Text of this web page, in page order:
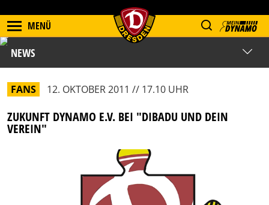
MENÜ
NEWS
FANS 12. OKTOBER 2011 // 17.10 UHR
ZUKUNFT DYNAMO E.V. BEI "DIBADU UND DEIN
VEREIN"